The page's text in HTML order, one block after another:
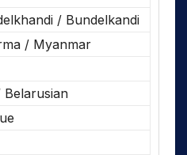
/ Bundelkandi
/ Myanmar
Belarusian